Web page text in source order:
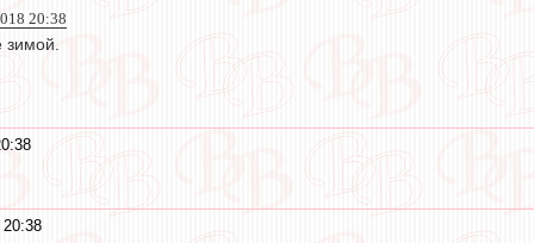
20:38
зимой.